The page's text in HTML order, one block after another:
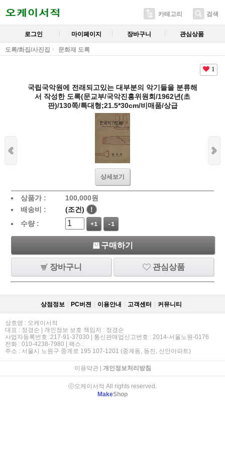
카테고리 검색
로그인 마이페이지 장바구니 관심상품
도록/화집/사진집 문화재 도록
1
국립국악원에 전래되고있는 대부분의 악기들을 분류해
서 작성한 도록(문교부/국악진흥위원회/1962년(초
판)/130쪽/특대형;21.5*30cm/비매품/상급
상세보기
상품가 : 100,000원
배송비 :
(조건)
!
수량 :
+1 -1
구매하기
장바구니 관심상품
상점정보 PC버젼 이용안내 고객센터 커뮤니티
상호명 : 오케이서적
대표 : 정경순 | 개인정보 보호 책임자 : 정경순
사업자등록번호 :217-91-37030 | 통신판매업신고번호 : 2014-서울노원-0176
전화 : 010-4238-7980 | 팩스 :
주소 : 서울시 노원구 중계로 195 107-1201 (중계동, 동진, 신안아파트)
이용약관| 개인정보처리방침
ⓒ오케이서적 All rights reserved.
MakeShop